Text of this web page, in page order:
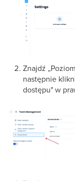
Znajdź
następnie
dostępu" w